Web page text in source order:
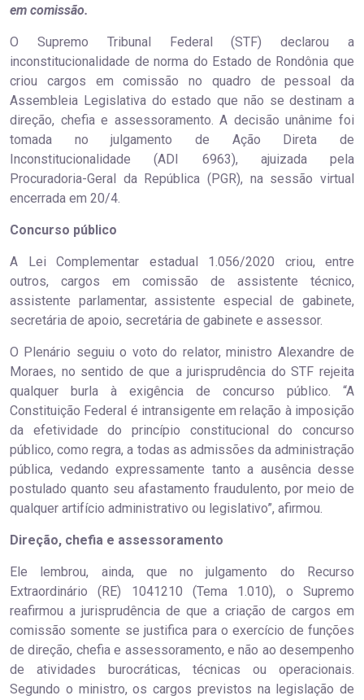
em comissão.
O Supremo Tribunal Federal (STF) declarou a
inconstitucionalidade de norma do Estado de Rondônia que
criou cargos em comissão no quadro de pessoal da
Assembleia Legislativa do estado que não se destinam a
direção, chefia e assessoramento. A decisão unânime foi
tomada no julgamento de Ação Direta de
Inconstitucionalidade (ADI 6963), ajuizada pela
Procuradoria-Geral da República (PGR), na sessão virtual
encerrada em 20/4.
Concurso público
A Lei Complementar estadual 1.056/2020 criou, entre
outros, cargos em comissão de assistente técnico,
assistente parlamentar, assistente especial de gabinete,
secretária de apoio, secretária de gabinete e assessor.
O Plenário seguiu o voto do relator, ministro Alexandre de
Moraes, no sentido de que a jurisprudência do STF rejeita
qualquer burla à exigência de concurso público. “A
Constituição Federal é intransigente em relação à imposição
da efetividade do princípio constitucional do concurso
público, como regra, a todas as admissões da administração
pública, vedando expressamente tanto a ausência desse
postulado quanto seu afastamento fraudulento, por meio de
qualquer artifício administrativo ou legislativo”, afirmou.
Direção, chefia e assessoramento
Ele lembrou, ainda, que no julgamento do Recurso
Extraordinário (RE) 1041210 (Tema 1.010), o Supremo
reafirmou a jurisprudência de que a criação de cargos em
comissão somente se justifica para o exercício de funções
de direção, chefia e assessoramento, e não ao desempenho
de atividades burocráticas, técnicas ou operacionais.
Segundo o ministro, os cargos previstos na legislação de